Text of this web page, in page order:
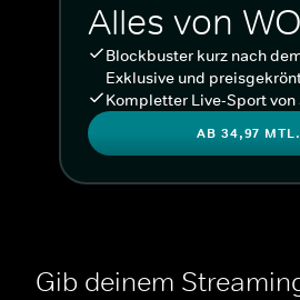
Alles von
Blockbuster kurz nach
Exklusive und
Kompletter Live-Sport von
AB 34,97 MTL.
Gib deinem